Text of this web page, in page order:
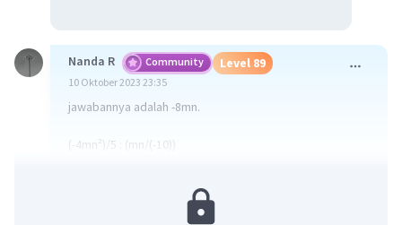
Nanda R Community Level 89
10 Oktober 2023 23:35
jawabannya adalah -8mn.
(-4mn²)/5 : (mn/(-10))